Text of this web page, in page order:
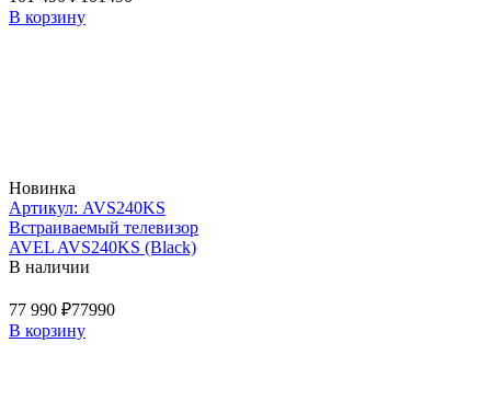
В корзину
Новинка
Артикул: AVS240KS
Встраиваемый телевизор
AVEL AVS240KS (Black)
В наличии
77 990 ₽77990
В корзину